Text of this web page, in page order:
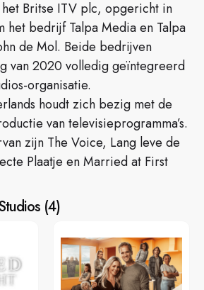
Britse ITV plc, opgericht in
het bedrijf Talpa Media en Talpa
de Mol. Beide bedrijven
van 2020 volledig geïntegreerd
organisatie.
houdt zich bezig met de
van televisieprogramma’s.
zijn The Voice, Lang leve de
Plaatje en Married at First
(4)